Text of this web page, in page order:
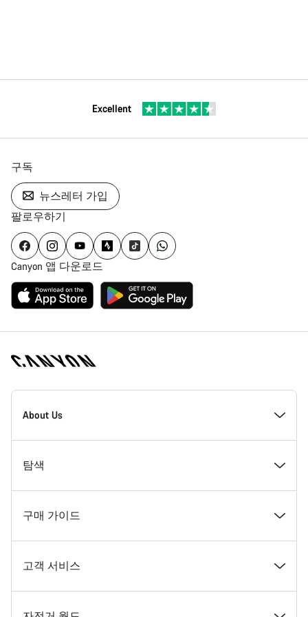
Excellent
구독
뉴스레터 가입
팔로우하기
Canyon 앱 다운로드
[footer.linksList.title]
About Us
수상경력
인재 채용
캐니언 뉴스룸
탐색
뉴스 및 스토리
팁 & 조언
구매 가이드
꿈꾸던 캐니언 자전거 찾기
고객 서비스